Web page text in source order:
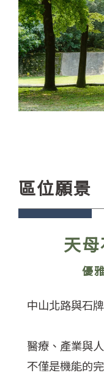
區位願景
天
優
中山北路與石
醫療、產業與
不僅是機能的